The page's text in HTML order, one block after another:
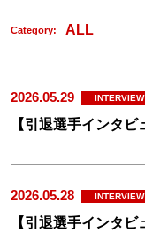
Category:
2026.05.29 INTERVIEW
【引退選手インタ
2026.05.28 INTERVIEW
【引退選手インタ